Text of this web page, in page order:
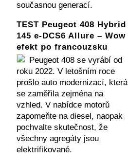
současnou generací.
TEST Peugeot 408 Hybrid
145 e-DCS6 Allure – Wow
efekt po francouzsku
Peugeot 408 se vyrábí od
roku 2022. V letošním roce
prošlo auto modernizací, která
se zaměřila zejména na
vzhled. V nabídce motorů
zapomeňte na diesel, naopak
pochvalte skutečnost, že
všechny agregáty jsou
elektrifikované.